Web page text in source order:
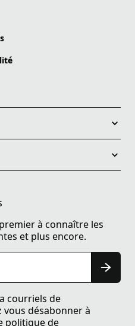
à connaître les
et plus encore.
courriels de
désabonner à
politique de